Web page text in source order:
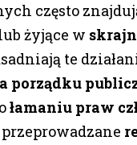
często
żyjące w
te
porządku
łamaniu praw
przeprowadzane